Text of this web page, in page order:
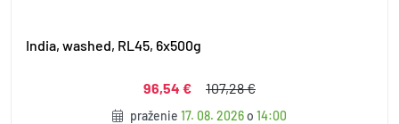
India, washed, RL45, 6x500g
96,54 € 107,28 €
praženie 17. 08. 2026o 14:00